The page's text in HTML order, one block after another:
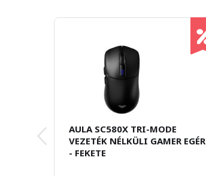
AULA SC580X TRI-MODE
VEZETÉK NÉLKÜLI GAMER EGÉR
- FEKETE